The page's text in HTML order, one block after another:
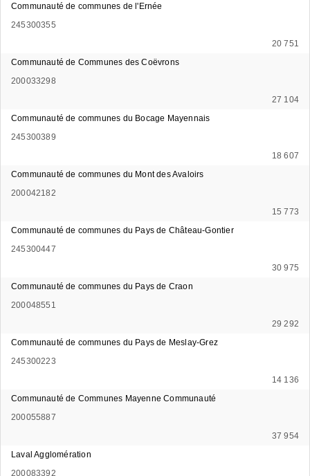
Communauté de communes de l'Ernée
245300355
20 751
Communauté de Communes des Coëvrons
200033298
27 104
Communauté de communes du Bocage Mayennais
245300389
18 607
Communauté de communes du Mont des Avaloirs
200042182
15 773
Communauté de communes du Pays de Château-Gontier
245300447
30 975
Communauté de communes du Pays de Craon
200048551
29 292
Communauté de communes du Pays de Meslay-Grez
245300223
14 136
Communauté de Communes Mayenne Communauté
200055887
37 954
Laval Agglomération
200083392